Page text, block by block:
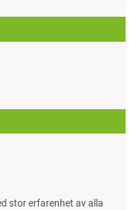
stor erfarenhet av alla